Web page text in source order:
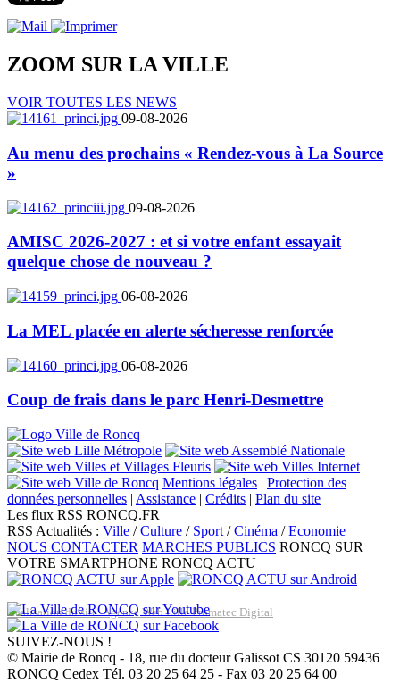
ZOOM SUR LAVILLE
VOIR TOUTES LES NEWS
09-08-2026
Au menu des prochains « Rendez-vous à La Source
»
09-08-2026
AMISC 2026-2027 : et si votre enfant essayait
quelque chose de nouveau ?
06-08-2026
La MEL placée en alerte sécheresse renforcée
06-08-2026
Coup de frais dans le parc Henri-Desmettre
Mentions légales | Protection des
données personnelles | Assistance | Crédits | Plan du site
Les flux RSS RONCQ.FR
RSS Actualités : Ville /Culture / Sport /Cinéma /Economie
NOUS CONTACTER MARCHES PUBLICS RONCQ SUR
VOTRE SMARTPHONE RONCQ ACTU
Réalisation du site: Agence Web Lille Promatec Digital
SUIVEZ-NOUS !
© Mairie de Roncq - 18, rue du docteur Galissot CS 30120 59436
RONCQ Cedex Tél. 03 20 25 64 25 - Fax 03 20 25 64 00